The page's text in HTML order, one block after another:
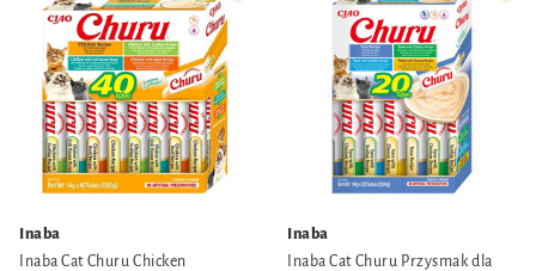
Inaba
Inaba Cat Churu Chicken
Inaba
Inaba Cat Churu Przysmak dla